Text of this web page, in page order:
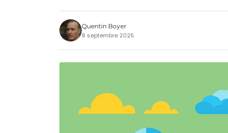
Quentin Boyer
8 septembre 2025